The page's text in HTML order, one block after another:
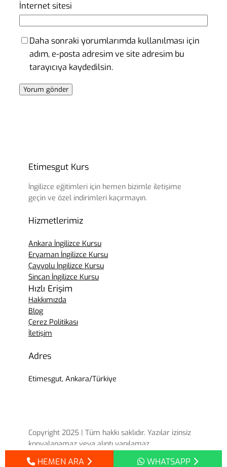
İnternet sitesi
Daha sonraki yorumlarımda kullanılması için
adım, e-posta adresim ve site adresim bu
tarayıcıya kaydedilsin.
Etimesgut Kurs
İngilizce eğitimleri için hemen bizimle iletişime
geçin ve özel indirimleri kaçırmayın.
Hizmetlerimiz
Ankara İngilizce Kursu
Eryaman İngilizce Kursu
Çayyolu İngilizce Kursu
Sincan İngilizce Kursu
Hızlı Erişim
Hakkımızda
Blog
Çerez Politikası
İletişim
Adres
Etimesgut, Ankara/Türkiye
Copyright 2025 | Tüm hakkı saklıdır. Yazılar izinsiz
kopyalanamaz veya alıntı yapılamaz.
HEMEN ARA WHATSAPP